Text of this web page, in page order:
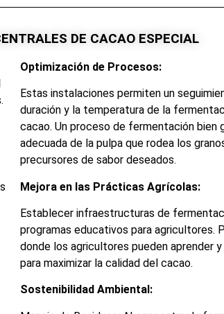
DE CACAO ESPECIAL
Optimización de Procesos:
Estas instalaciones permiten un
duración y la temperatura de la
cacao. Un proceso de fermentación bien
adecuada de la pulpa que rodea los
precursores de sabor deseados.
Mejora en las Prácticas Agrícolas:
Establecer infraestructuras de
programas educativos para agricultores.
donde los agricultores pueden aprender
para maximizar la calidad del cacao.
Sostenibilidad Ambiental: